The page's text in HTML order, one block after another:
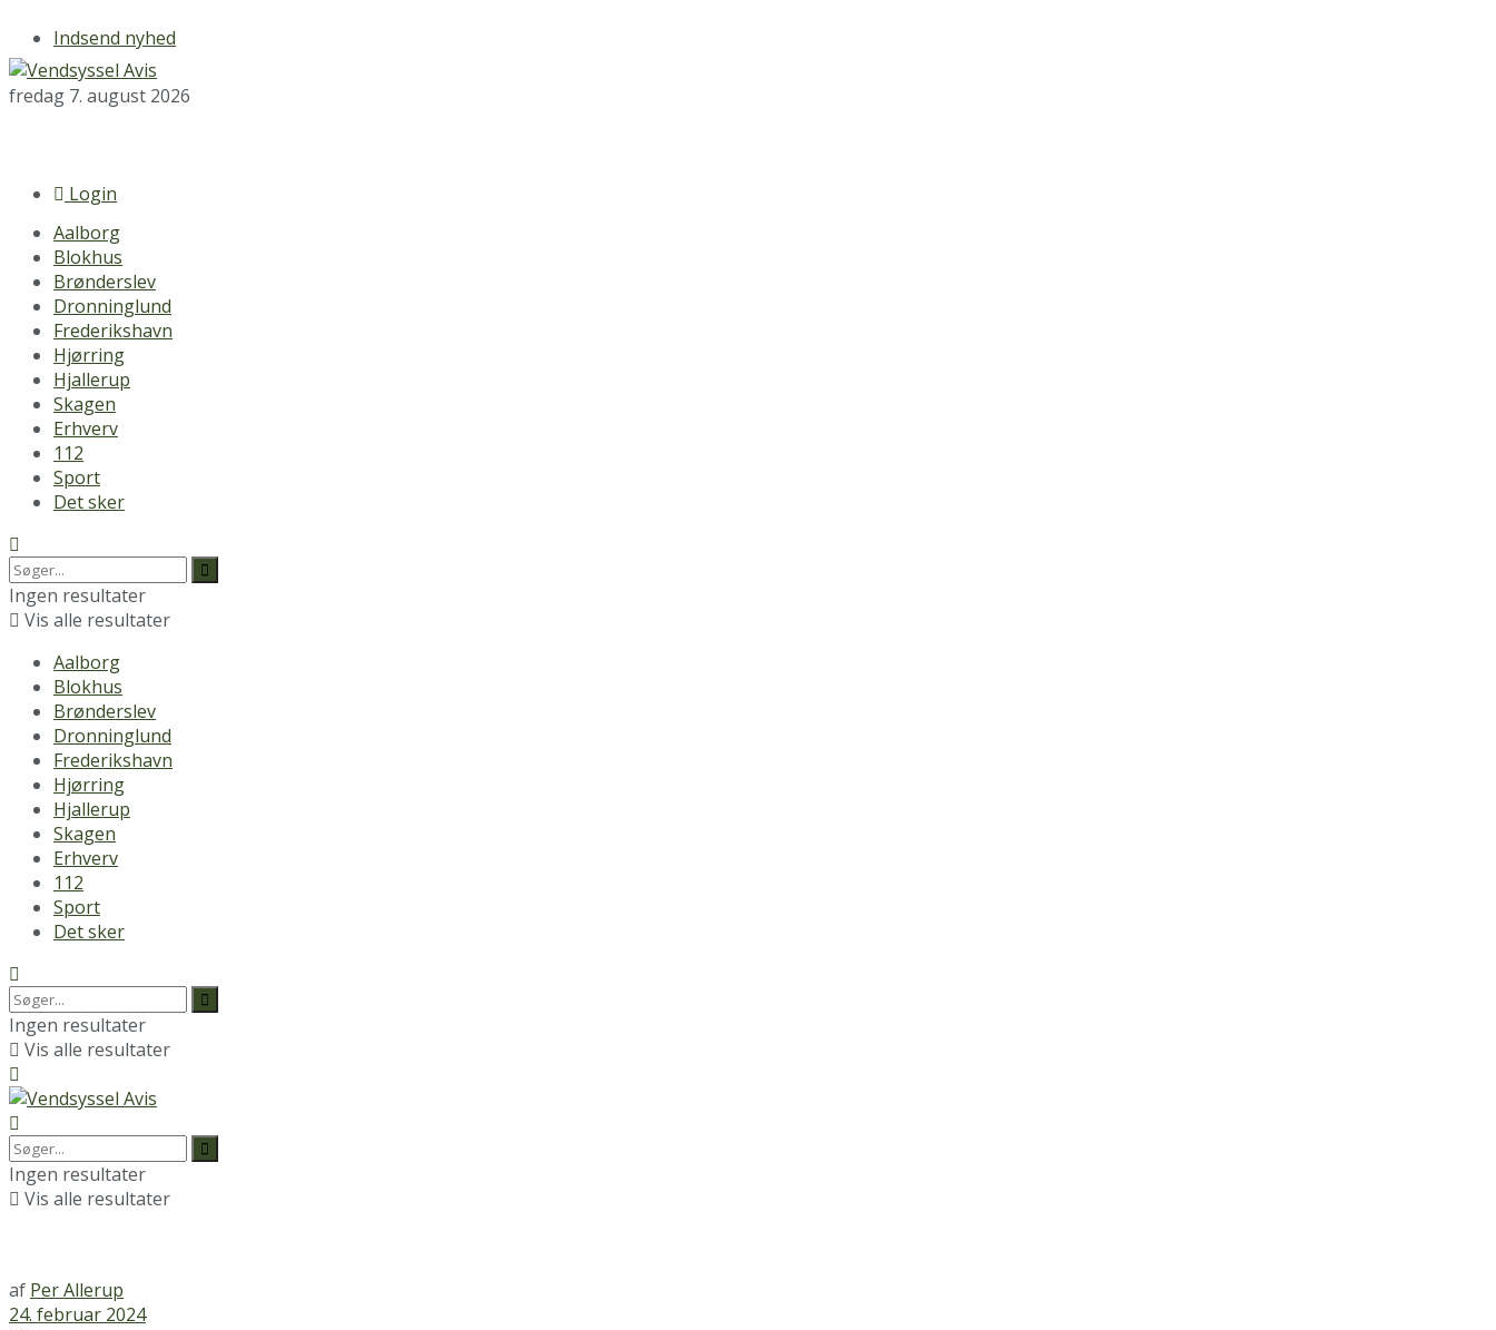
Indsend nyhed
fredag 7. august 2026
Login
Aalborg
Blokhus
Brønderslev
Dronninglund
Frederikshavn
Hjørring
Hjallerup
Skagen
Erhverv
112
Sport
Det sker
Ingen resultater
Vis alle resultater
Aalborg
Blokhus
Brønderslev
Dronninglund
Frederikshavn
Hjørring
Hjallerup
Skagen
Erhverv
112
Sport
Det sker
Ingen resultater
Vis alle resultater
Ingen resultater
Vis alle resultater
af Per Allerup
24. februar 2024